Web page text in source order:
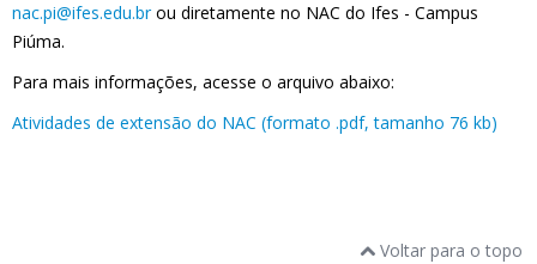
nac.pi@ifes.edu.brou diretamente no NAC do Ifes - Campus
Piúma.
Para mais informações, acesse o arquivo abaixo:
Atividades de extensão do NAC (formato .pdf, tamanho 76 kb)
Voltar para o topo